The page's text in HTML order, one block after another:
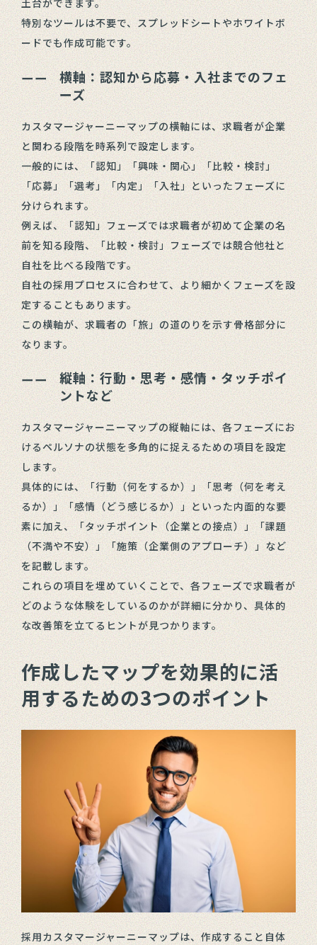
土台ができます。
特別なツールは不要で、スプレッドシートやホワイトボ
ードでも作成可能です。
横軸：認知から応募・入社までのフェ
ーズ
カスタマージャーニーマップの横軸には、求職者が企業
と関わる段階を時系列で設定します。
一般的には、「認知」「興味・関心」「比較・検討」
「応募」「選考」「内定」「入社」といったフェーズに
分けられます。
例えば、「認知」フェーズでは求職者が初めて企業の名
前を知る段階、「比較・検討」フェーズでは競合他社と
自社を比べる段階です。
自社の採用プロセスに合わせて、より細かくフェーズを設
定することもあります。
この横軸が、求職者の「旅」の道のりを示す骨格部分に
なります。
縦軸：行動・思考・感情・タッチポイ
ントなど
カスタマージャーニーマップの縦軸には、各フェーズにお
けるペルソナの状態を多角的に捉えるための項目を設定
します。
具体的には、「行動（何をするか）」「思考（何を考え
るか）」「感情（どう感じるか）」といった内面的な要
素に加え、「タッチポイント（企業との接点）」「課題
（不満や不安）」「施策（企業側のアプローチ）」など
を記載します。
これらの項目を埋めていくことで、各フェーズで求職者が
どのような体験をしているのかが詳細に分かり、具体的
な改善策を立てるヒントが見つかります。
作成したマップを効果的に活
用するための3つのポイント
採用カスタマージャーニーマップは、作成すること自体